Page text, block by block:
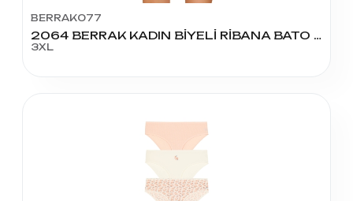
BERRAK077
2064 BERRAK KADIN BİYELİ RİBANA BATO KÜLOT XXXL BEDEN
3XL